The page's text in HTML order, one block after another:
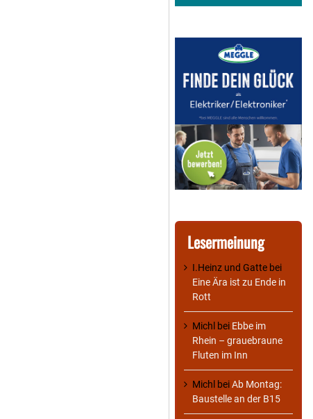
Lesermeinung
I.Heinz und Gatte bei
Eine Ära ist zu Ende in
Rott
Michl bei Ebbe im
Rhein – grauebraune
Fluten im Inn
Michl beiAb Montag:
Baustelle an der B15